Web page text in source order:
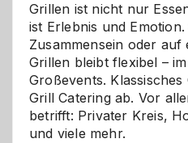
Grillen ist nicht nur
ist Erlebnis und Emotion.
Zusammensein oder auf
Grillen bleibt flexibel –
Großevents.
Grill Catering ab. Vor
betrifft: Privater Kreis,
und viele mehr.